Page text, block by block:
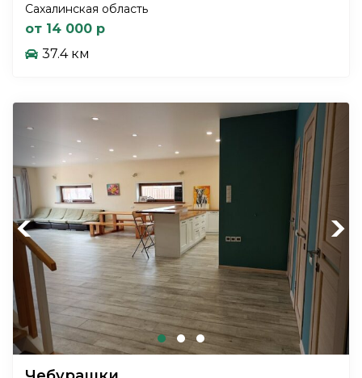
Сахалинская область
от 14 000 р
37.4 км
Previous Next